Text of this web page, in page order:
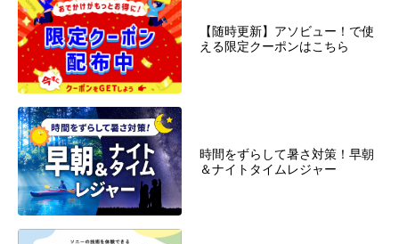
【随時更新】アソビュー！で使
える限定クーポンはこちら
時間をずらして暑さ対策！早朝
＆ナイトタイムレジャー